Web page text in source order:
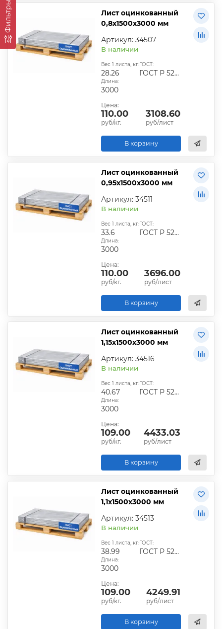
Фильтры
Лист оцинкованный
0,8х1500х3000 мм
Артикул: 34507
В наличии
Вес 1 листа, кг:
28.26
ГОСТ:
ГОСТ Р 52246-2016
Длина:
3000
Цена:
110.00
руб/кг.
3108.60
руб/лист
В корзину
Лист оцинкованный
0,95х1500х3000 мм
Артикул: 34511
В наличии
Вес 1 листа, кг:
33.6
ГОСТ:
ГОСТ Р 52246-2016
Длина:
3000
Цена:
110.00
руб/кг.
3696.00
руб/лист
В корзину
Лист оцинкованный
1,15х1500х3000 мм
Артикул: 34516
В наличии
Вес 1 листа, кг:
40.67
ГОСТ:
ГОСТ Р 52246-2016
Длина:
3000
Цена:
109.00
руб/кг.
4433.03
руб/лист
В корзину
Лист оцинкованный
1,1х1500х3000 мм
Артикул: 34513
В наличии
Вес 1 листа, кг:
38.99
ГОСТ:
ГОСТ Р 52246-2016
Длина:
3000
Цена:
109.00
руб/кг.
4249.91
руб/лист
В корзину